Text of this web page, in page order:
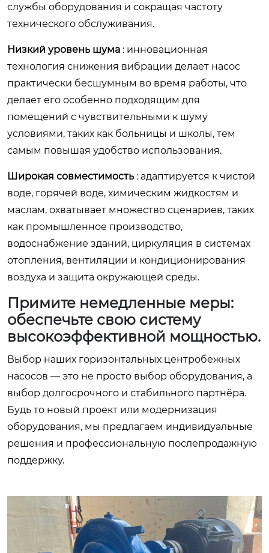
службы оборудования и сокращая частоту
технического обслуживания.
Низкий уровень шума : инновационная
технология снижения вибрации делает насос
практически бесшумным во время работы, что
делает его особенно подходящим для
помещений с чувствительными к шуму
условиями, таких как больницы и школы, тем
самым повышая удобство использования.
Широкая совместимость : адаптируется к чистой
воде, горячей воде, химическим жидкостям и
маслам, охватывает множество сценариев, таких
как промышленное производство,
водоснабжение зданий, циркуляция в системах
отопления, вентиляции и кондиционирования
воздуха и защита окружающей среды.
Примите немедленные меры:
обеспечьте свою систему
высокоэффективной мощностью.
Выбор наших горизонтальных центробежных
насосов — это не просто выбор оборудования, а
выбор долгосрочного и стабильного партнёра.
Будь то новый проект или модернизация
оборудования, мы предлагаем индивидуальные
решения и профессиональную послепродажную
поддержку.